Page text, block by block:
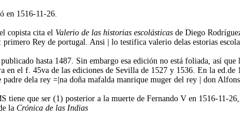
en 1516-11-26.
copista cita el Valerio de las historias escolásticas de Diego
primero Rey de portugal. Ansi | lo testifica valerio delas estorias
hasta 1487. Sin embargo esa edición no está foliada, así
en el f. 45va de las ediciones de Sevilla de 1527 y 1536. En la
padre dela rey =|na doña mafalda manrique muger del rey | don
tiene que ser (1) posterior a la muerte de Fernando V en 1516-11-
la Crónica de las Indias